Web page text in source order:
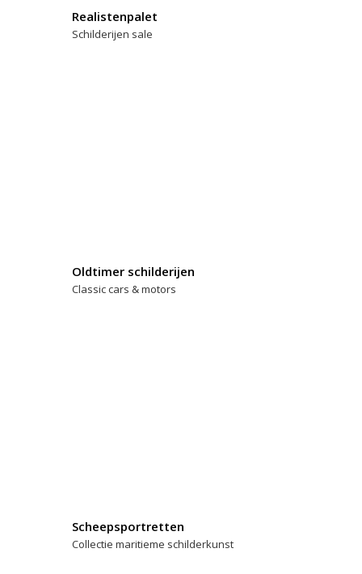
Realistenpalet
Schilderijen sale
Oldtimer schilderijen
Classic cars & motors
Scheepsportretten
Collectie maritieme schilderkunst